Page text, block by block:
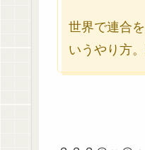
世界で連合
いうやり方